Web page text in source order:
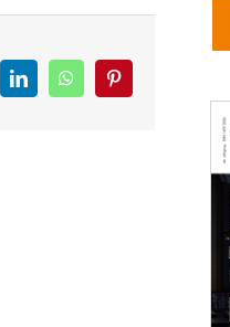
LinkedInWhatsAppPinterest